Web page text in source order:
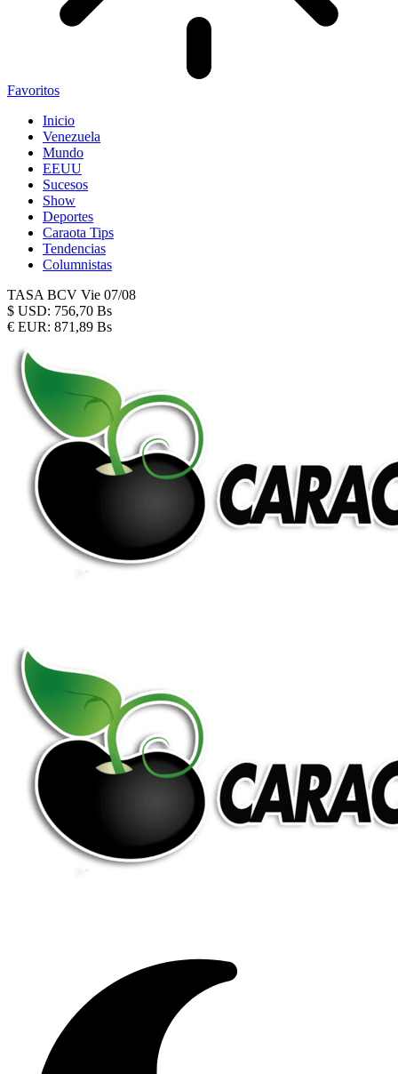
Favoritos
Inicio
Venezuela
Mundo
EEUU
Sucesos
Show
Deportes
Caraota Tips
Tendencias
Columnistas
TASA BCV Vie 07/08
$ USD: 756,70 Bs
€ EUR: 871,89 Bs